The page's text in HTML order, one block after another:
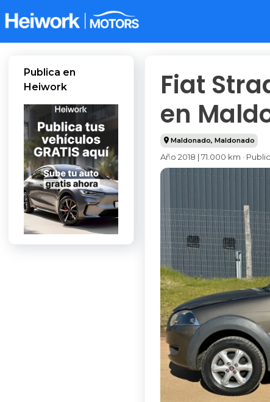
Publica en
Heiwork
Fiat
en
Maldonado, Maldonado
Año 2018 | 71.000 km ·